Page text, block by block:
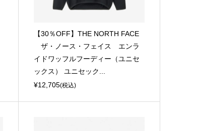
【30％OFF】THE NORTH FACE
ザ・ノース・フェイス エンラ
イドワッフルフーディー（ユニセ
ックス） ユニセック...
¥12,705(税込)